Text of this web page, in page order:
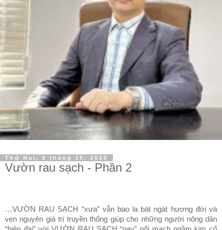
Thứ Hai, 5 tháng 10, 2020
Vườn rau sạch - Phần 2
…VƯỜN RAU SẠCH “xưa” vẫn bao la bát ngát hương đời và
vẹn nguyên giá trị truyền thống giúp cho những người nông dân